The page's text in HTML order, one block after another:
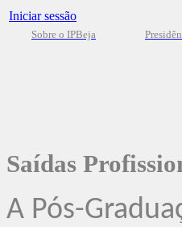
Iniciar sessão
Sobre o IPBeja
Saídas
A Pós-